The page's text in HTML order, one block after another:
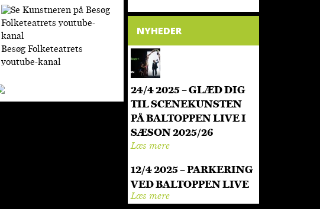
Besøg Folketeatrets
youtube-kanal
NYHEDER
24/4 2025 – GLÆD DIG
TIL SCENEKUNSTEN
PÅ BALTOPPEN LIVE I
SÆSON 2025/26
Læs mere
12/4 2025 – PARKERING
VED BALTOPPEN LIVE
Læs mere